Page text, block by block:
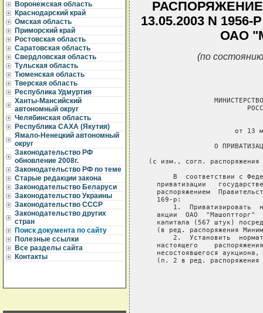
Воронежская область
Краснодарский край
Омская область
Приморский край
Ростовская область
Саратовская область
Свердловская область
Тульская область
Тюменская область
Тверская область
Республика Удмуртия
Ханты-Мансийский
автономный округ
Челябинская область
Республика САХА (Якутия)
Ямало-Ненецкий автономный
округ
Законодательство РФ
обновление 2008г.
Законодательство РФ по теме
Старые редакции закона
Законодательство Беларуси
Законодательство Украины
Законодательство СССР
Законодательство других
стран
Поиск документа по сайту
Полезные ссылки
Все разделы сайта
Контакты
13.05.2003 N
ОАО
(по
от 13
О
(с изм., согл. распоряжения
В  соответствии с
приватизации
распоряжением
   169-р:
1.  Приватизировать
акции  ОАО  "Машоптторг"
капитала (567 штук)
(в ред. распоряжения
2.  Установить
настоящего
несостоявшегося
(п. 2 в ред.